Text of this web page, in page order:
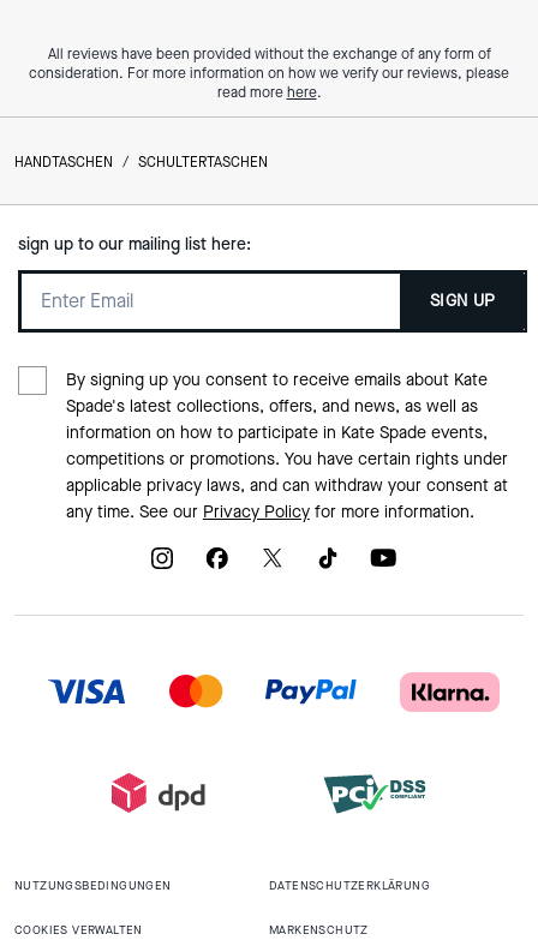
All reviews have been provided without the exchange of any form of
consideration. For more information on how we verify our reviews, please
read morehere.
HANDTASCHEN / SCHULTERTASCHEN
sign up to our mailing list here:
SIGN UP
By signing up you consent to receive emails about Kate
Spade's latest collections, offers, and news, as well as
information on how to participate in Kate Spade events,
competitions or promotions. You have certain rights under
applicable privacy laws, and can withdraw your consent at
any time. See our Privacy Policyfor more information.
NUTZUNGSBEDINGUNGEN DATENSCHUTZERKLÄRUNG
COOKIES VERWALTEN MARKENSCHUTZ